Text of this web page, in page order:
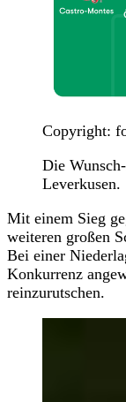
Copyright:
Die
Leverkusen.
Mit einem Sieg
weiteren großen
Bei einer
Konkurrenz
reinzurutschen.